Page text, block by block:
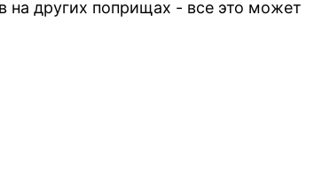
на других поприщах - все это может